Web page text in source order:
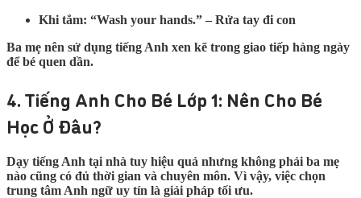
Khi tắm: “Wash your hands.” – Rửa tay đi con
Ba mẹ nên sử dụng tiếng Anh xen kẽ trong giao tiếp hàng ngày
để bé quen dần.
4. Tiếng Anh Cho Bé Lớp 1: Nên Cho Bé
Học Ở Đâu?
Dạy tiếng Anh tại nhà tuy hiệu quả nhưng không phải ba mẹ
nào cũng có đủ thời gian và chuyên môn. Vì vậy, việc chọn
trung tâm Anh ngữ uy tín là giải pháp tối ưu.